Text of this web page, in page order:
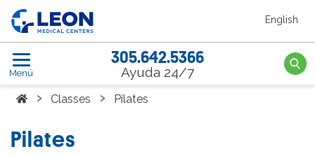
Saltar al contenido principal
English
LEON Medical Centers home link
Menú
305.642.5366
Ayuda 24/7
Home
› Classes › Pilates
Pilates